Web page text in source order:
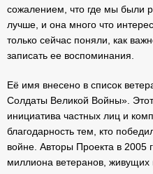
сожалением, что где мы были
лучше, и она много что
только сейчас поняли, как
записать ее воспоминания.
Её имя внесено в список
Солдаты Великой Войны».
инициатива частных лиц и
благодарность тем, кто
войне. Авторы Проекта в 2005
миллиона ветеранов, живущих